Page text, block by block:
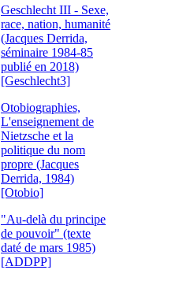
Geschlecht III - Sexe,
race, nation, humanité
(Jacques Derrida,
séminaire 1984-85
publié en 2018)
[Geschlecht3]
Otobiographies,
L'enseignement de
Nietzsche et la
politique du nom
propre (Jacques
Derrida, 1984)
[Otobio]
"Au-delà du principe
de pouvoir" (texte
daté de mars 1985)
[ADDPP]